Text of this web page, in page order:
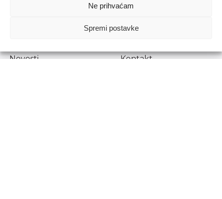
Ne prihvaćam
Spremi postavke
1778129
Prenošenje sadržaja dopušteno je uz navođenje izvora.
Novosti
Kontakt